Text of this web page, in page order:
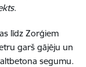
.
līdz Zorģiem
garš gājēju un
segumu.